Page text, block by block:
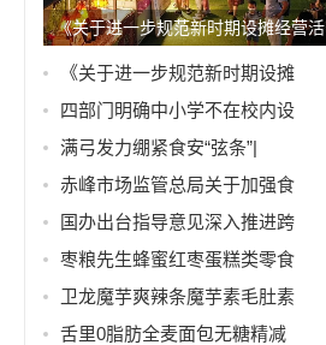
《关于进一步规范新时期设摊经营活
《关于进一步规范新时期设摊
四部门明确中小学不在校内设
满弓发力绷紧食安“弦条”|
赤峰市场监管总局关于加强食
国办出台指导意见深入推进跨
枣粮先生蜂蜜红枣蛋糕类零食
卫龙魔芋爽辣条魔芋素毛肚素
舌里0脂肪全麦面包无糖精减